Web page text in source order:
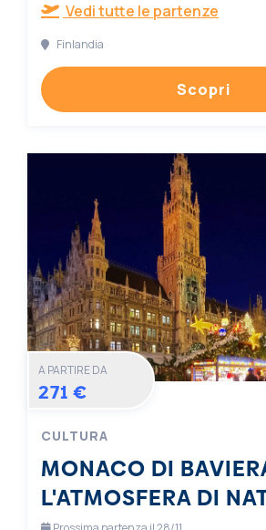
Vedi tutte le partenze
Finlandia
Scopri
A PARTIRE DA
271 €
CULTURA
MONACO DI
L'ATMOSFERA DI